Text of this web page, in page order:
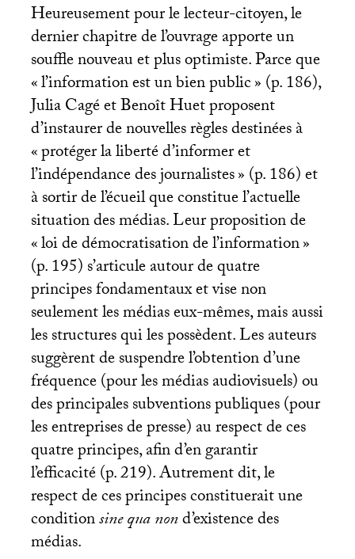
Heureusement pour le lecteur-citoyen, le
dernier chapitre de l’ouvrage apporte un
souffle nouveau et plus optimiste. Parce que
«l’information est un bien public» (p. 186),
Julia Cagé et Benoît Huet proposent
d’instaurer de nouvelles règles destinées à
«protéger la liberté d’informer et
l’indépendance des journalistes» (p. 186) et
à sortir de l’écueil que constitue l’actuelle
situation des médias. Leur proposition de
«loi de démocratisation de l’information»
(p. 195) s’articule autour de quatre
principes fondamentaux et vise non
seulement les médias eux-mêmes, mais aussi
les structures qui les possèdent. Les auteurs
suggèrent de suspendre l’obtention d’une
fréquence (pour les médias audiovisuels) ou
des principales subventions publiques (pour
les entreprises de presse) au respect de ces
quatre principes, afin d’en garantir
l’efficacité (p. 219). Autrement dit, le
respect de ces principes constituerait une
conditionsine qua nond’existence des
médias.